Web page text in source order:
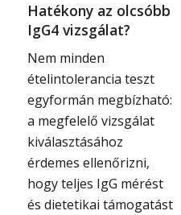
Hatékony az olcsóbb
IgG4 vizsgálat?
Nem minden
ételintolerancia teszt
egyformán megbízható:
a megfelelő vizsgálat
kiválasztásához
érdemes ellenőrizni,
hogy teljes IgG mérést
és dietetikai támogatást